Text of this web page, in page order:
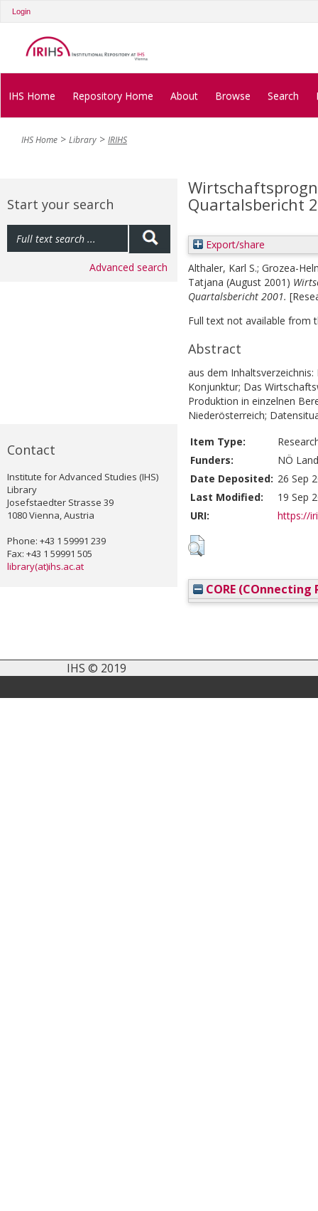
Login
IHS Home Repository Home About Browse Search
IHS Home Library IRIHS
Start your search
Advanced search
Contact
Institute for Advanced Studies (IHS)
Library
Josefstaedter Strasse 39
1080 Vienna, Austria
Phone: +43 1 59991 239
Fax: +43 1 59991 505
library(at)ihs.ac.at
Quartalsbericht
Export/share
Althaler, Karl S.; Grozea-
Tatjana (August 2001)
Quartalsbericht 2001.
Full text not available from
Abstract
aus dem
Konjunktur; Das
Produktion in einzelnen
Niederösterreich;
Item Type:
Funders:
NÖ
Date Deposited: 26 Sep
Last Modified:
19 Sep
URI:
https://
CORE (COnnecting
IHS © 2019